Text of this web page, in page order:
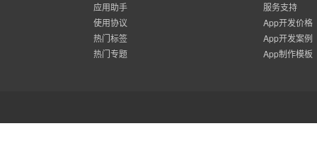
应用助手
使用协议
热门标签
热门专题
服务支持
App开发价格
App开发案例
App制作模板